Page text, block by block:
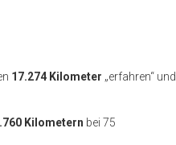
17.274 Kilometer „erfahren“ und
Kilometern bei 75